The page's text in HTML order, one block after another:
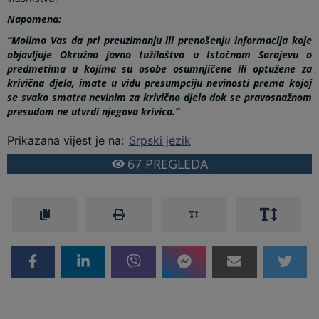
Napomena:
“Molimo Vas da pri preuzimanju ili prenošenju informacija koje
objavljuje Okružno javno tužilaštvo u Istočnom Sarajevu o
predmetima u kojima su osobe osumnjičene ili optužene za
krivična djela, imate u vidu presumpciju nevinosti prema kojoj
se svako smatra nevinim za krivično djelo dok se pravosnažnom
presudom ne utvrdi njegova krivica.”
Prikazana vijest je na: Srpski jezik
67PREGLEDA